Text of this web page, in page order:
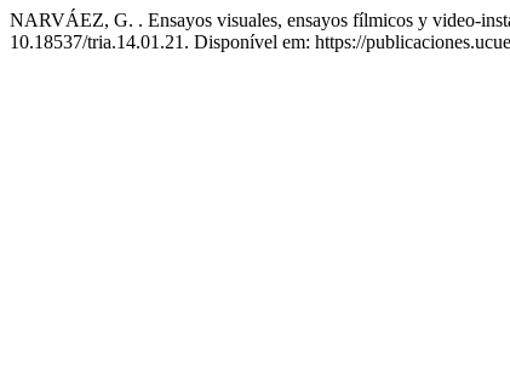
NARVÁEZ, G. . Ensayos visuales, ensayos fílmicos y video-
10.18537/tria.14.01.21. Disponível em: https://